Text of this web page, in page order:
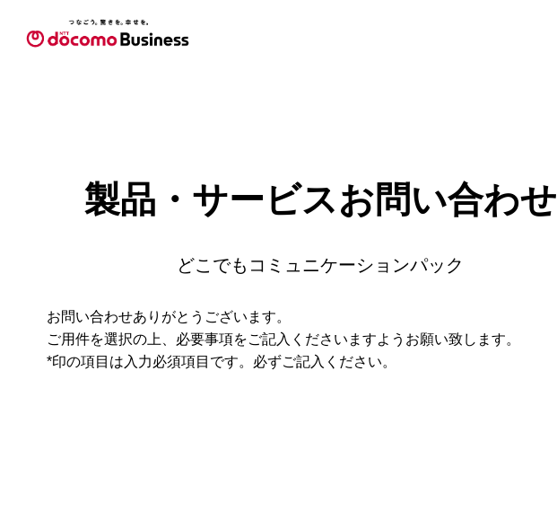
製品・サービスお問い合わせ
どこでもコミュニケーションパック
お問い合わせありがとうございます。
ご用件を選択の上、必要事項をご記入くださいますようお願い致します。
*印の項目は入力必須項目です。必ずご記入ください。